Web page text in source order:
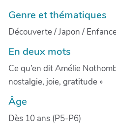
Genre et thématiques
Découverte / Japon /
En deux mots
Ce qu’en dit Amélie
nostalgie, joie, gratitude »
Âge
Dès 10 ans (P5-P6)